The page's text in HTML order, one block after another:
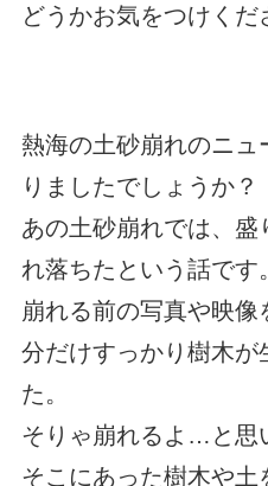
どうかお気をつけくだ
熱海の土砂崩れのニュ
りましたでしょうか？
あの土砂崩れでは、
れ落ちたという話です。
崩れる前の写真や映
分だけすっかり樹木が
た。
そりゃ崩れるよ…と思
そこにあった樹木や土